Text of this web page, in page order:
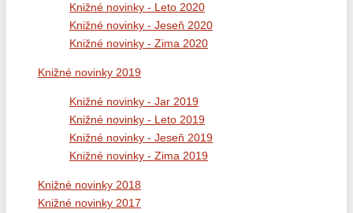
Knižné novinky - Leto 2020
Knižné novinky - Jeseň 2020
Knižné novinky - Zima 2020
Knižné novinky 2019
Knižné novinky - Jar 2019
Knižné novinky - Leto 2019
Knižné novinky - Jeseň 2019
Knižné novinky - Zima 2019
Knižné novinky 2018
Knižné novinky 2017